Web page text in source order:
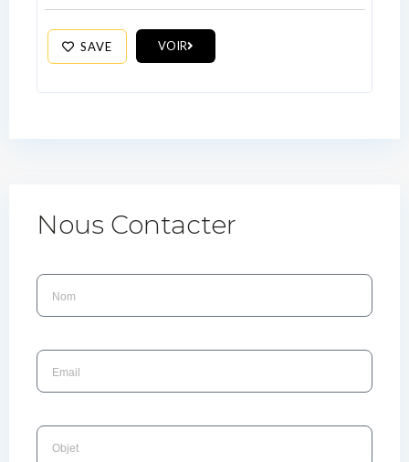
SAVE VOIR
Nous Contacter